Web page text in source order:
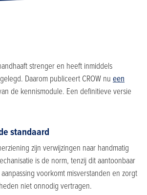
strenger en heeft inmiddels
Daarom publiceert CROW nu een
de kennismodule. Een definitieve versie
standaard
zijn verwijzingen naar handmatig
is de norm, tenzij dit aantoonbaar
voorkomt misverstanden en zorgt
niet onnodig vertragen.